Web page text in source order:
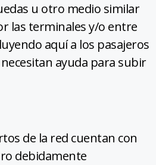
u otro medio similar
las terminales y/o entre
aquí a los pasajeros
ayuda para subir
de la red cuentan con
debidamente